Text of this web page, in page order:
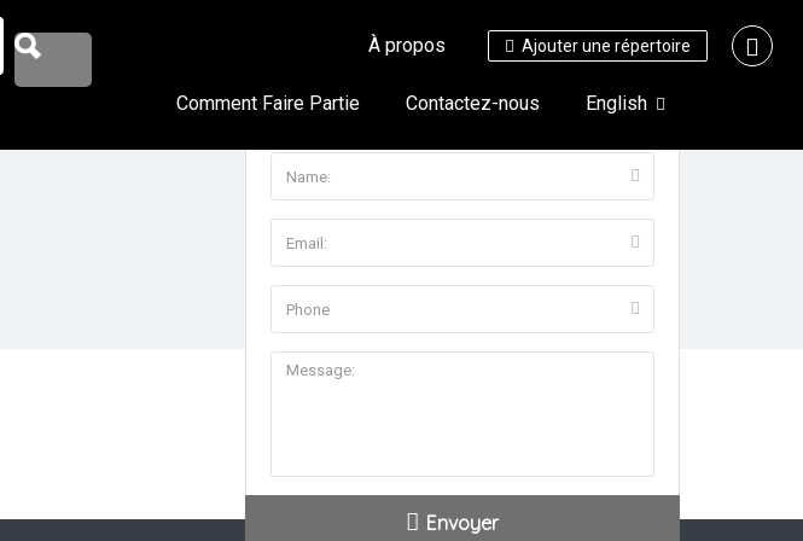
Ajouter une répertoire
À propos
Comment Faire Partie Contactez-nous English
http://www.bellmedia.ca/en/producer_guidelines.html